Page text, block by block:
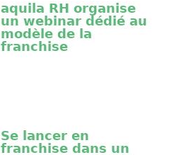
aquila RH organise
un webinar dédié au
modèle de la
franchise
Se lancer en
franchise dans un